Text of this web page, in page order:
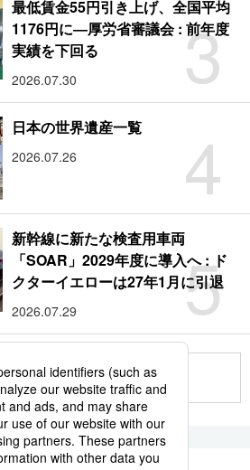
3
最低賃金55円引き上げ、全国平均
1176円に―厚労省審議会 : 前年度
実績を下回る
2026.07.30
4
日本の世界遺産一覧
2026.07.26
5
新幹線に新たな検査用車両
「SOAR」2029年度に導入へ : ド
クターイエローは27年1月に引退
2026.07.29
もっと見る